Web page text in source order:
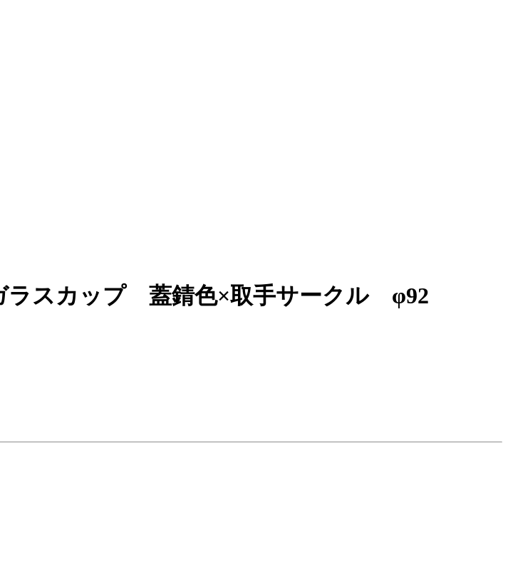
スカップ 蓋錆色×取手サークル φ92